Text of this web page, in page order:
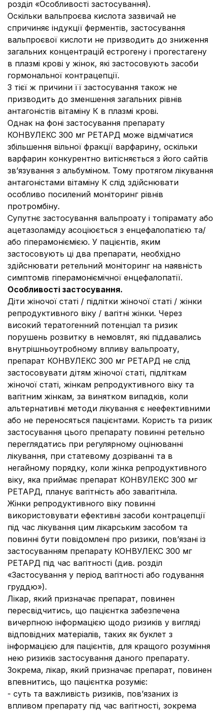
розділ «Особливості застосування).
Оскільки вальпроєва кислота зазвичай не
спричиняє індукції ферментів, застосування
вальпроєвої кислоти не призводить до зниження
загальних концентрацій естрогену і прогестагену
в плазмі крові у жінок, які застосовують засоби
гормональної контрацепції.
З тієї ж причини її застосування також не
призводить до зменшення загальних рівнів
антагоністів вітаміну К в плазмі крові.
Однак на фоні застосування препарату
КОНВУЛЕКС 300 мг РЕТАРД може відмічатися
збільшення вільної фракції варфарину, оскільки
варфарин конкурентно витісняється з його сайтів
зв’язування з альбуміном. Тому протягом лікування
антагоністами вітаміну К слід здійснювати
особливо посилений моніторинг рівнів
протромбіну.
Супутнє застосування вальпроату і топірамату або
ацетазоламіду асоціюється з енцефалопатією та/
або гіперамоніємією. У пацієнтів, яким
застосовують ці два препарати, необхідно
здійснювати ретельний моніторинг на наявність
симптомів гіперамоніємічної енцефалопатії.
Особливості застосування.
Діти жіночої статі / підлітки жіночої статі / жінки
репродуктивного віку / вагітні жінки. Через
високий тератогенний потенціал та ризик
порушень розвитку в немовлят, які піддавались
внутрішньоутробному впливу вальпроату,
препарат КОНВУЛЕКС 300 мг РЕТАРД не слід
застосовувати дітям жіночої статі, підліткам
жіночої статі, жінкам репродуктивного віку та
вагітним жінкам, за винятком випадків, коли
альтернативні методи лікування є неефективними
або не переносяться пацієнтами. Користь та ризик
застосування цього препарату повинні ретельно
переглядатись при регулярному оцінюванні
лікування, при статевому дозріванні та в
негайному порядку, коли жінка репродуктивного
віку, яка приймає препарат КОНВУЛЕКС 300 мг
РЕТАРД, планує вагітність або завагітніла.
Жінки репродуктивного віку повинні
використовувати ефективні засоби контрацепції
під час лікування цим лікарським засобом та
повинні бути повідомлені про ризики, пов’язані із
застосуванням препарату КОНВУЛЕКС 300 мг
РЕТАРД під час вагітності (див. розділ
«Застосування у період вагітності або годування
груддю»).
Лікар, який призначає препарат, повинен
пересвідчитись, що пацієнтка забезпечена
вичерпною інформацією щодо ризиків у вигляді
відповідних матеріалів, таких як буклет з
інформацією для пацієнтів, для кращого розуміння
нею ризиків застосування даного препарату.
Зокрема, лікар, який призначає препарат, повинен
впевнитись, що пацієнтка розуміє:
- суть та важливість ризиків, пов’язаних із
впливом препарату під час вагітності, зокрема